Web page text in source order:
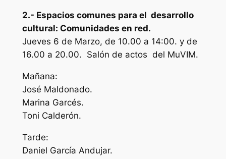
2.- Espacios comunes para el desarrollo
cultural: Comunidades en red.
Jueves 6 de Marzo, de 10.00 a 14:00. y de
16.00 a 20.00. Salón de actos del MuVIM.
Mañana:
José Maldonado.
Marina Garcés.
Toni Calderón.
Tarde:
Daniel García Andujar.